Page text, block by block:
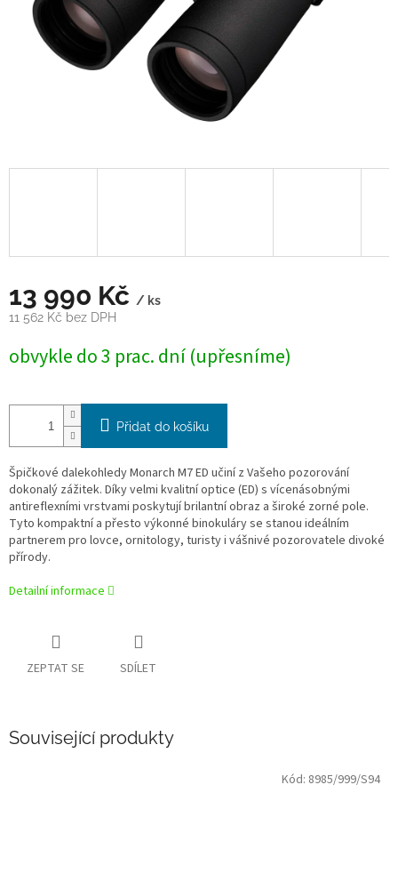
13 990 Kč / ks
11 562 Kč bez DPH
cena:
obvykle do 3 prac. dní (upřesníme)
Přidat do košíku
Špičkové dalekohledy Monarch M7 ED učiní z Vašeho pozorování
dokonalý zážitek. Díky velmi kvalitní optice (ED) s vícenásobnými
antireflexními vrstvami poskytují brilantní obraz a široké zorné pole.
Tyto kompaktní a přesto výkonné binokuláry se stanou ideálním
partnerem pro lovce, ornitology, turisty i vášnivé pozorovatele divoké
přírody.
Detailní informace
ZEPTAT SE SDÍLET
Související produkty
Kód: 8985/999/S94